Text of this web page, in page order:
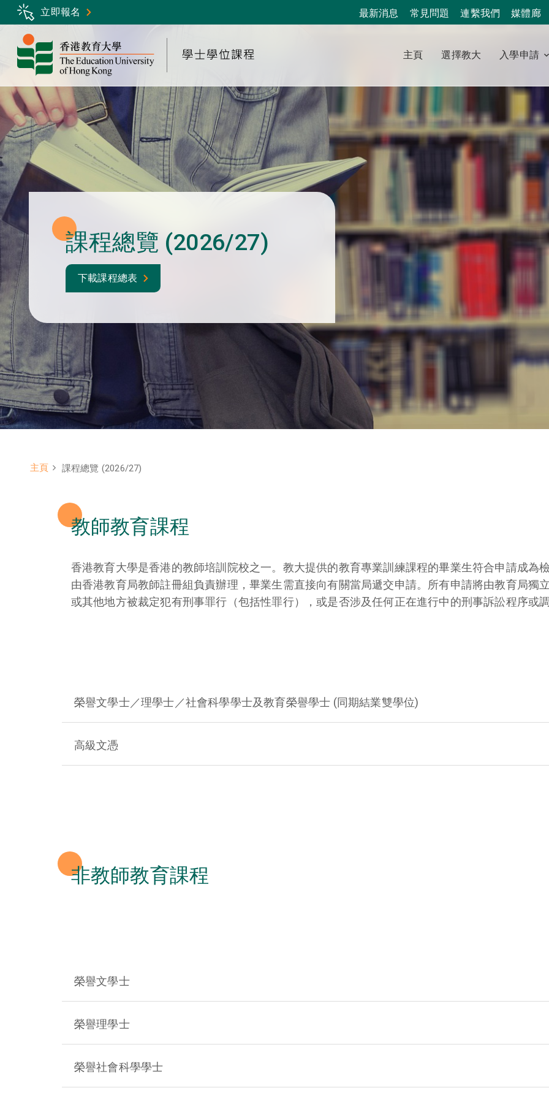
Skip
to
main
content
立即報名 最新消息 常見問題 連繫我們 媒體廊
主頁 選擇教大 入學申請
課程總覽 (2026/27)
下載課程總表
主頁 課程總覽 (2026/27)
教師教育課程
香港教育大學是香港的教師培訓院校之一。教大提供的教育專業訓練課程的畢業生符合申請成為
由香港教育局教師註冊組負責辦理，畢業生需直接向有關當局遞交申請。所有申請將由教育局獨
或其他地方被裁定犯有刑事罪行（包括性罪行），或是否涉及任何正在進行中的刑事訴訟程序或
榮譽文學士／理學士／社會科學學士及教育榮譽學士 (同期結業雙學位)
高級文憑
非教師教育課程
榮譽文學士
榮譽理學士
榮譽社會科學學士